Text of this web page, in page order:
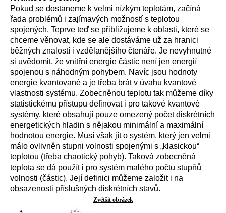
Pokud se dostaneme k velmi nízkým teplotám, začíná
řada problémů i zajímavých možností s teplotou
spojených. Teprve teď se přibližujeme k oblasti, které se
chceme věnovat, kde se ale dostáváme už za hranici
běžných znalostí i vzdělanějšího čtenáře. Je nevyhnutné
si uvědomit, že vnitřní energie částic není jen energií
spojenou s náhodným pohybem. Navíc jsou hodnoty
energie kvantované a je třeba brát v úvahu kvantové
vlastnosti systému. Zobecněnou teplotu tak můžeme díky
statistickému přístupu definovat i pro takové kvantové
systémy, které obsahují pouze omezený počet diskrétních
energetických hladin s nějakou minimální a maximální
hodnotou energie. Musí však jít o systém, který jen velmi
málo ovlivněn stupni volnosti spojenými s „klasickou“
teplotou (třeba chaotický pohyb). Taková zobecněná
teplota se dá použít i pro systém malého počtu stupňů
volnosti (částic). Její definici můžeme založit i na
obsazenosti příslušných diskrétních stavů.
Zvětšit obrázek